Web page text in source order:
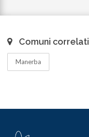
Comuni correlati
Manerba